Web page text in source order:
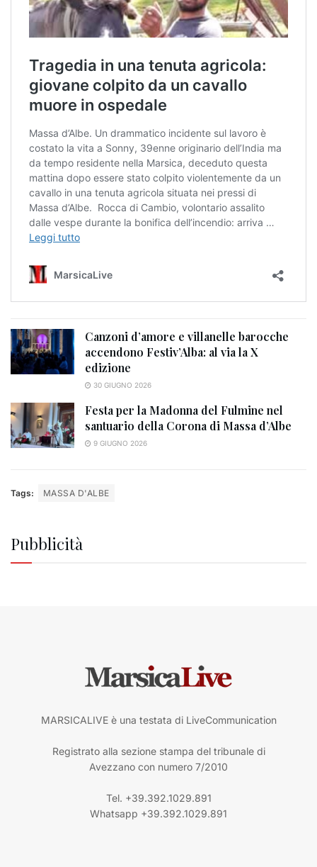
Canzoni d’amore e villanelle barocche
accendono Festiv’Alba: al via la X
edizione
30 GIUGNO 2026
Festa per la Madonna del Fulmine nel
santuario della Corona di Massa d’Albe
9 GIUGNO 2026
Tags: MASSA D'ALBE
Pubblicità
MARSICALIVE è una testata di LiveCommunication
Registrato alla sezione stampa del tribunale di
Avezzano con numero 7/2010
Tel. +39.392.1029.891
Whatsapp +39.392.1029.891